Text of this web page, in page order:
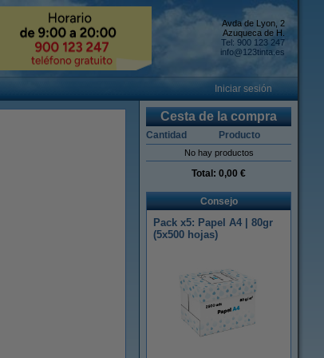
Avda de Lyon, 2
Azuqueca de H.
Tel: 900 123 247
info@123tinta.es
Iniciar sesión
Cesta de la compra
Cantidad Producto
No hay productos
Total: 0,00 €
Consejo
Pack x5: Papel A4 | 80gr
(5x500 hojas)